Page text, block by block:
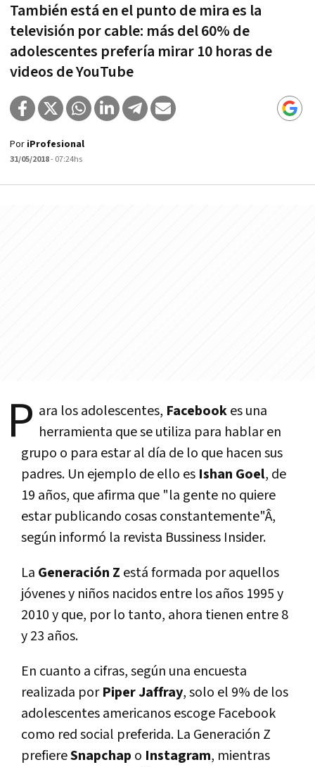
También está en el punto de mira es la
televisión por cable: más del 60% de
adolescentes prefería mirar 10 horas de
videos de YouTube
Por iProfesional
31/05/2018- 07:24hs
P ara los adolescentes, Facebookes una
herramienta que se utiliza para hablar en
grupo o para estar al dí­a de lo que hacen sus
padres. Un ejemplo de ello es Ishan Goel, de
19 años, que afirma que "la gente no quiere
estar publicando cosas constantemente"Â,
según informó la revista Bussiness Insider.
La Generación Z está formada por aquellos
jóvenes y niños nacidos entre los años 1995 y
2010 y que, por lo tanto, ahora tienen entre 8
y 23 años.
En cuanto a cifras, según una encuesta
realizada porPiper Jaffray, solo el 9% de los
adolescentes americanos escoge Facebook
como red social preferida. La Generación Z
prefiereSnapchap o Instagram, mientras